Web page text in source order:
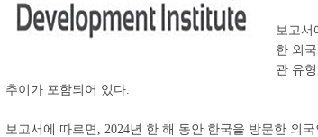
보고서
한 외
관 유
추이가 포함되어 있다.
보고서에 따르면, 2024년 한 해 동안 한국을 방문한 외